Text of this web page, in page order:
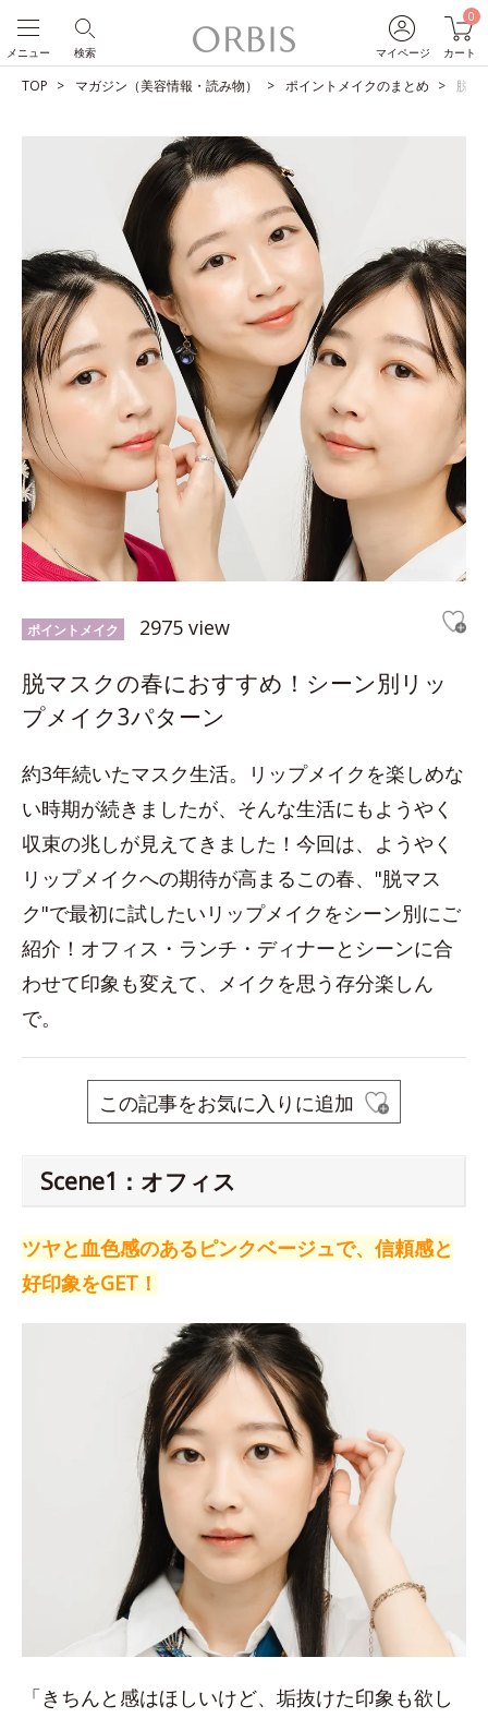
マイページ
0
カート
検索
メニュー
TOP マガジン（美容情報・読み物） ポイントメイクのまとめ 脱マ
ポイントメイク 2975 view
脱マスクの春におすすめ！シーン別リッ
プメイク3パターン
約3年続いたマスク生活。リップメイクを楽しめな
い時期が続きましたが、そんな生活にもようやく
収束の兆しが見えてきました！今回は、ようやく
リップメイクへの期待が高まるこの春、"脱マス
ク"で最初に試したいリップメイクをシーン別にご
紹介！オフィス・ランチ・ディナーとシーンに合
わせて印象も変えて、メイクを思う存分楽しん
で。
この記事をお気に入りに追加
Scene1：オフィス
ツヤと血色感のあるピンクベージュで、信頼感と
好印象をGET！
「きちんと感はほしいけど、垢抜けた印象も欲し